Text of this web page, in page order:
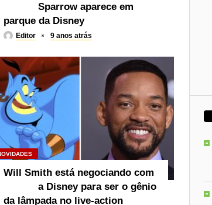
Sparrow aparece em
parque da Disney
Editor 9 anos atrás
Will Smith está negociando com
a Disney para ser o gênio
da lâmpada no live-action